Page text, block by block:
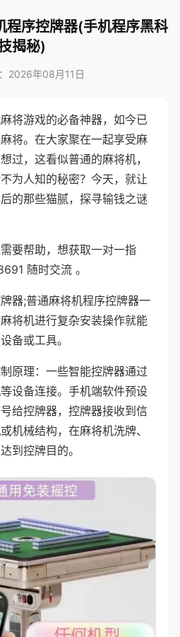
程序控牌器(手机程序黑科
揭秘)
2026年08月11日
将游戏的必备神器，如今已
将。在大家聚在一起享受麻
过，这看似普通的麻将机，
为人知的秘密？今天，就让
的那些猫腻，探寻输钱之谜
要帮助，想获取一对一指
随时交流 。
器;普通麻将机程序控牌器一
将机进行复杂安装操作就能
备或工具。
原理：一些智能控牌器通过
设备连接。手机端软件预设
给控牌器，控牌器接收到信
机械结构，在麻将机洗牌、
到控牌目的。